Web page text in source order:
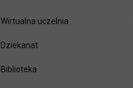
Wirtualna uczelnia
Dziekanat
Biblioteka